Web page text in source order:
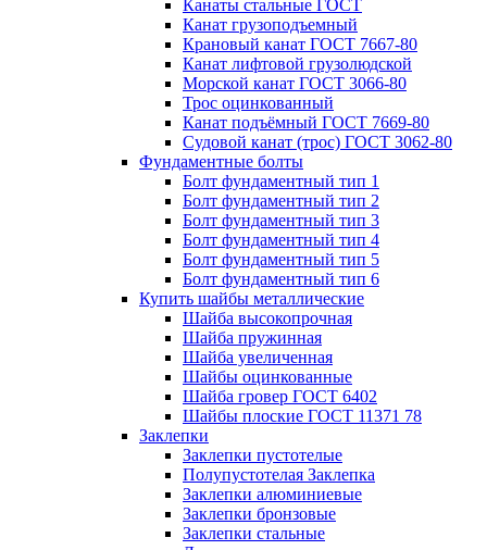
Канаты стальные ГОСТ
Канат грузоподъемный
Крановый канат ГОСТ 7667-80
Канат лифтовой грузолюдской
Морской канат ГОСТ 3066-80
Трос оцинкованный
Канат подъёмный ГОСТ 7669-80
Судовой канат (трос) ГОСТ 3062-80
Фундаментные болты
Болт фундаментный тип 1
Болт фундаментный тип 2
Болт фундаментный тип 3
Болт фундаментный тип 4
Болт фундаментный тип 5
Болт фундаментный тип 6
Купить шайбы металлические
Шайба высокопрочная
Шайба пружинная
Шайба увеличенная
Шайбы оцинкованные
Шайба гровер ГОСТ 6402
Шайбы плоские ГОСТ 11371 78
Заклепки
Заклепки пустотелые
Полупустотелая Заклепка
Заклепки алюминиевые
Заклепки бронзовые
Заклепки стальные